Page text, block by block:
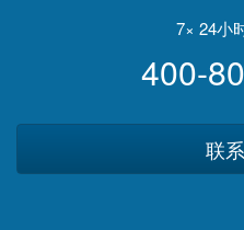
7× 24小
400-
联